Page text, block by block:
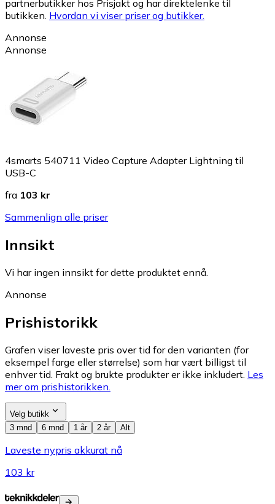
partnerbutikker hos Prisjakt og har direktelenke til
butikken. Hvordan vi viser priser og butikker.
Annonse
Annonse
4smarts 540711 Video Capture Adapter Lightning til
USB-C
fra 103 kr
Sammenlign alle priser
Innsikt
Vi har ingen innsikt for dette produktet ennå.
Annonse
Prishistorikk
Grafen viser laveste pris over tid for den varianten (for
eksempel farge eller størrelse) som har vært billigst til
enhver tid. Frakt og brukte produkter er ikke inkludert. Les
mer om prishistorikken.
Velg butikk
3 mnd
6 mnd 1 år 2 år Alt
Laveste nypris akkurat nå
103 kr